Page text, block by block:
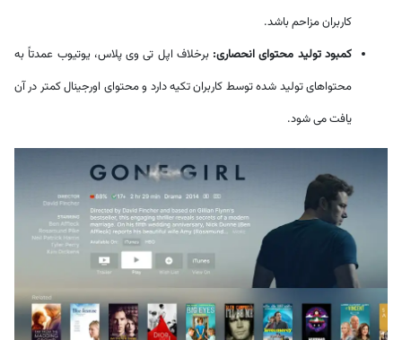
کاربران مزاحم باشد.
کمبود تولید محتوای انحصاری:برخلاف اپل تی وی پلاس، یوتیوب عمدتاً به
محتواهای تولید شده توسط کاربران تکیه دارد و محتوای اورجینال کمتر در آن
یافت می شود.